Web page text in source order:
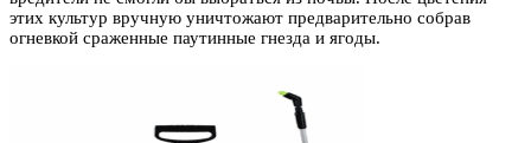
этих культур вручную уничтожают предварительно собрав
огневкой сраженные паутинные гнезда и ягоды.